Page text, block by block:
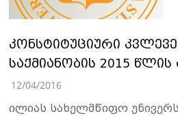
კონსტიტუციური
საქმიანობის 2015 წლის
12/04/2016
ილიას სახელმწიფო